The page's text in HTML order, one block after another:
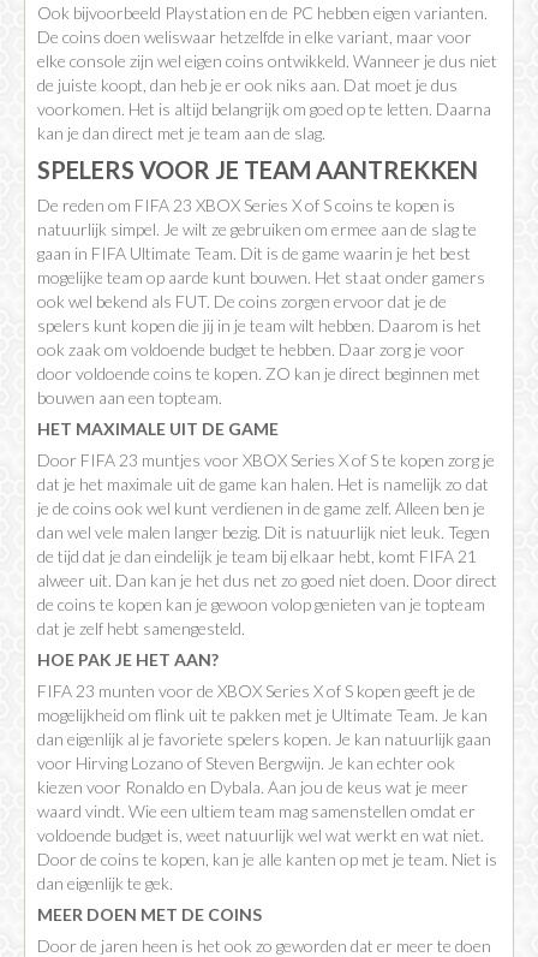
Ook bijvoorbeeld Playstation en de PC hebben eigen varianten.
De coins doen weliswaar hetzelfde in elke variant, maar voor
elke console zijn wel eigen coins ontwikkeld. Wanneer je dus niet
de juiste koopt, dan heb je er ook niks aan. Dat moet je dus
voorkomen. Het is altijd belangrijk om goed op te letten. Daarna
kan je dan direct met je team aan de slag.
SPELERS VOOR JE TEAM AANTREKKEN
De reden om FIFA 23 XBOX Series X of S coins te kopen is
natuurlijk simpel. Je wilt ze gebruiken om ermee aan de slag te
gaan in FIFA Ultimate Team. Dit is de game waarin je het best
mogelijke team op aarde kunt bouwen. Het staat onder gamers
ook wel bekend als FUT. De coins zorgen ervoor dat je de
spelers kunt kopen die jij in je team wilt hebben. Daarom is het
ook zaak om voldoende budget te hebben. Daar zorg je voor
door voldoende coins te kopen. ZO kan je direct beginnen met
bouwen aan een topteam.
HET MAXIMALE UIT DE GAME
Door FIFA 23 muntjes voor XBOX Series X of S te kopen zorg je
dat je het maximale uit de game kan halen. Het is namelijk zo dat
je de coins ook wel kunt verdienen in de game zelf. Alleen ben je
dan wel vele malen langer bezig. Dit is natuurlijk niet leuk. Tegen
de tijd dat je dan eindelijk je team bij elkaar hebt, komt FIFA 21
alweer uit. Dan kan je het dus net zo goed niet doen. Door direct
de coins te kopen kan je gewoon volop genieten van je topteam
dat je zelf hebt samengesteld.
HOE PAK JE HET AAN?
FIFA 23 munten voor de XBOX Series X of S kopen geeft je de
mogelijkheid om flink uit te pakken met je Ultimate Team. Je kan
dan eigenlijk al je favoriete spelers kopen. Je kan natuurlijk gaan
voor Hirving Lozano of Steven Bergwijn. Je kan echter ook
kiezen voor Ronaldo en Dybala. Aan jou de keus wat je meer
waard vindt. Wie een ultiem team mag samenstellen omdat er
voldoende budget is, weet natuurlijk wel wat werkt en wat niet.
Door de coins te kopen, kan je alle kanten op met je team. Niet is
dan eigenlijk te gek.
MEER DOEN MET DE COINS
Door de jaren heen is het ook zo geworden dat er meer te doen